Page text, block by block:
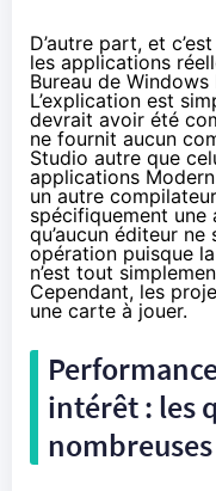
D’autre part, et
les applications
Bureau de
L’explication est
devrait avoir été
ne fournit aucun
Studio autre que
applications
un autre
spécifiquement
qu’aucun éditeur
opération puisque
n’est tout
Cependant, les
une carte à jouer.
intérêt : les
nombreuses